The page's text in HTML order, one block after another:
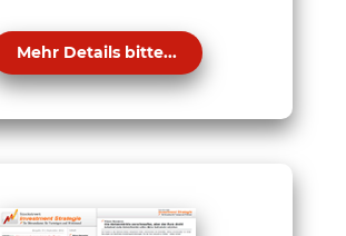
Mehr Details bitte...